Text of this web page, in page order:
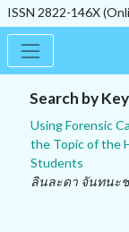
ISSN 2822-146X
Search by
Using Forensic
the Topic of the
Students
ลินละดา จันทนะ